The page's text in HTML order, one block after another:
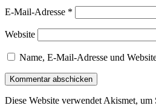
E-Mail-Adresse *
Website
Name, E-Mail-Adresse und
Diese Website verwendet Akismet, um